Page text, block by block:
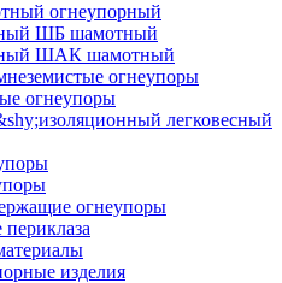
огнеупорный
ШБ шамотный
ШАК шамотный
огнеупоры
огнеупоры
легковесный
огнеупоры
изделия